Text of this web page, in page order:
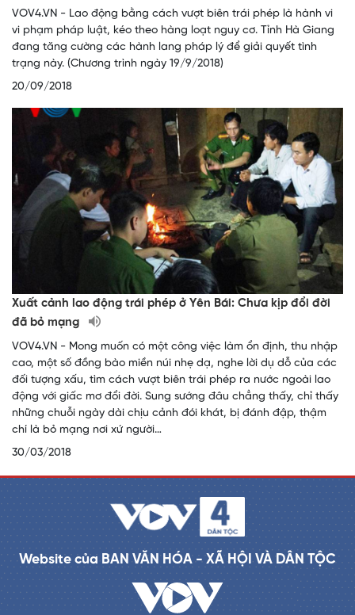
VOV4.VN - Lao động bằng cách vượt biên trái phép là hành vi
vi phạm pháp luật, kéo theo hàng loạt nguy cơ. Tỉnh Hà Giang
đang tăng cường các hành lang pháp lý để giải quyết tình
trạng này. (Chương trình ngày 19/9/2018)
20/09/2018
Xuất cảnh lao động trái phép ở Yên Bái: Chưa kịp đổi đời
đã bỏ mạng
VOV4.VN - Mong muốn có một công việc làm ổn định, thu nhập
cao, một số đồng bào miền núi nhẹ dạ, nghe lời dụ dỗ của các
đối tượng xấu, tìm cách vượt biên trái phép ra nước ngoài lao
động với giấc mơ đổi đời. Sung sướng đâu chẳng thấy, chỉ thấy
những chuỗi ngày dài chịu cảnh đói khát, bị đánh đập, thậm
chí là bỏ mạng nơi xứ người…
30/03/2018
Website của BAN VĂN HÓA - XÃ HỘI VÀ DÂN TỘC